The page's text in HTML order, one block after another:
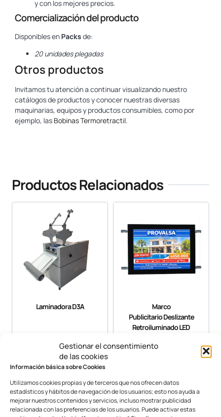
Gestionar el consentimiento
de las cookies
Información básica sobre Cookies
Utilizamos cookies propias y de terceros que nos ofrecen datos
estadísticos y hábitos de navegación de los usuarios; esto nos ayuda a
mejorar nuestros contenidos y servicios, incluso mostrar publicidad
relacionada con las preferencias de los usuarios. Puede activar estas
y con los mejores precios.
Comercialización del producto
Disponibles en Packs de:
20 unidades plegadas
Otros productos
Invitamos tu atención a continuar visualizando nuestro
catálogos de productos y conocer nuestras diversas
maquinarias, equipos y productos consumibles, como por
ejemplo, las Bobinas Termoretractil.
Productos Relacionados
Laminadora D3A
Marco
Publicitario Deslizante
Retroiluminado LED